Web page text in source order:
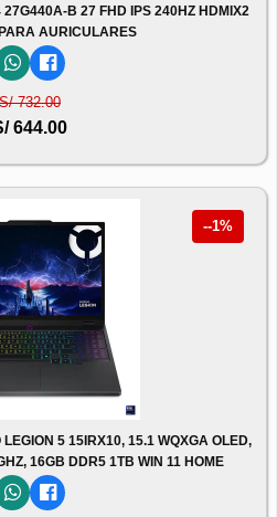
B 27 FHD IPS 240HZ HDMIX2
AURICULARES
S/ 732.00
644.00
--1%
5 15IRX10, 15.1 WQXGA OLED,
16GB DDR5 1TB WIN 11 HOME